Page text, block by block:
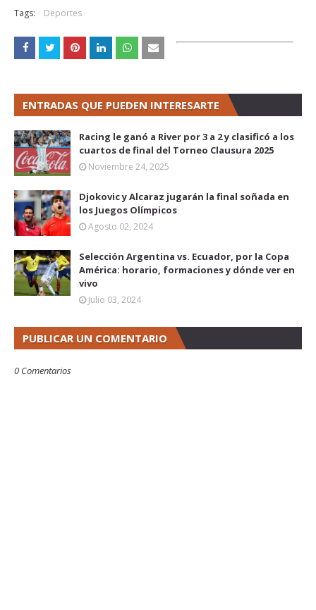
Tags: Deportes
ENTRADAS QUE PUEDEN INTERESARTE
Racing le ganó a River por 3 a 2 y clasificó a los
cuartos de final del Torneo Clausura 2025
Noviembre 24, 2025
Djokovic y Alcaraz jugarán la final soñada en
los Juegos Olímpicos
Agosto 02, 2024
Selección Argentina vs. Ecuador, por la Copa
América: horario, formaciones y dónde ver en
vivo
Julio 03, 2024
PUBLICAR UN COMENTARIO
0 Comentarios